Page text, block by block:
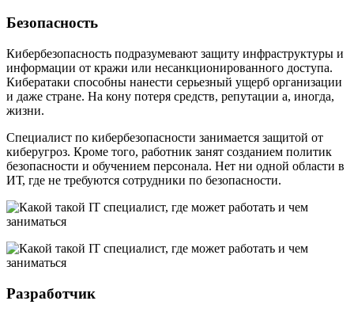
Безопасность
Кибербезопасность подразумевают защиту инфраструктуры и
информации от кражи или несанкционированного доступа.
Кибератаки способны нанести серьезный ущерб организации
и даже стране. На кону потеря средств, репутации а, иногда,
жизни.
Специалист по кибербезопасности занимается защитой от
киберугроз. Кроме того, работник занят созданием политик
безопасности и обучением персонала. Нет ни одной области в
ИТ, где не требуются сотрудники по безопасности.
Разработчик